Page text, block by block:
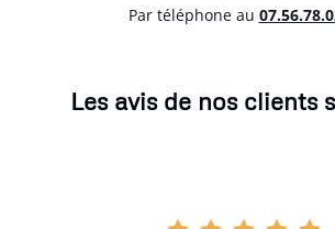
Par téléphone au
Les avis de nos clients